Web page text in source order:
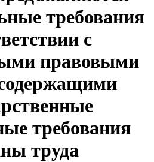
требования
с
правовыми
требования
труда